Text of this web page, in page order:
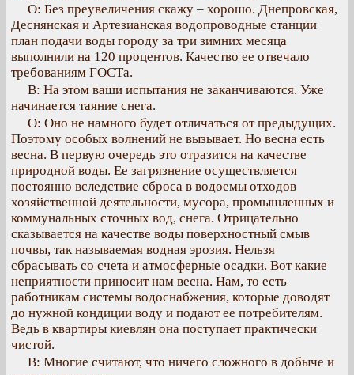
О: Без преувеличения скажу – хорошо. Днепровская,
Деснянская и Артезианская водопроводные станции
план подачи воды городу за три зимних месяца
выполнили на 120 процентов. Качество ее отвечало
требованиям ГОСТа.
В: На этом ваши испытания не заканчиваются. Уже
начинается таяние снега.
О: Оно не намного будет отличаться от предыдущих.
Поэтому особых волнений не вызывает. Но весна есть
весна. В первую очередь это отразится на качестве
природной воды. Ее загрязнение осуществляется
постоянно вследствие сброса в водоемы отходов
хозяйственной деятельности, мусора, промышленных и
коммунальных сточных вод, снега. Отрицательно
сказывается на качестве воды поверхностный смыв
почвы, так называемая водная эрозия. Нельзя
сбрасывать со счета и атмосферные осадки. Вот какие
неприятности приносит нам весна. Нам, то есть
работникам системы водоснабжения, которые доводят
до нужной кондиции воду и подают ее потребителям.
Ведь в квартиры киевлян она поступает практически
чистой.
В: Многие считают, что ничего сложного в добыче и